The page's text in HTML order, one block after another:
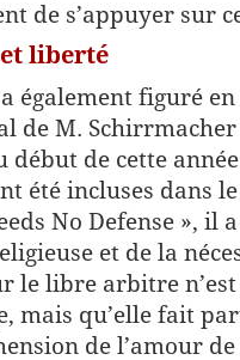
de s’appuyer sur
liberté
également figuré
de M.
début de cette
été incluses dans
No Defense », il
et de la
le libre arbitre
mais qu’elle fait
de l’amour